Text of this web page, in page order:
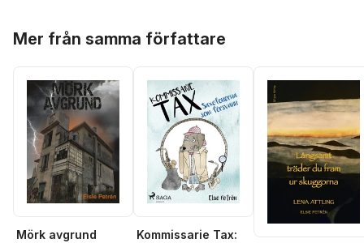
Mer från samma författare
Mörk avgrund
Kommissarie Tax: